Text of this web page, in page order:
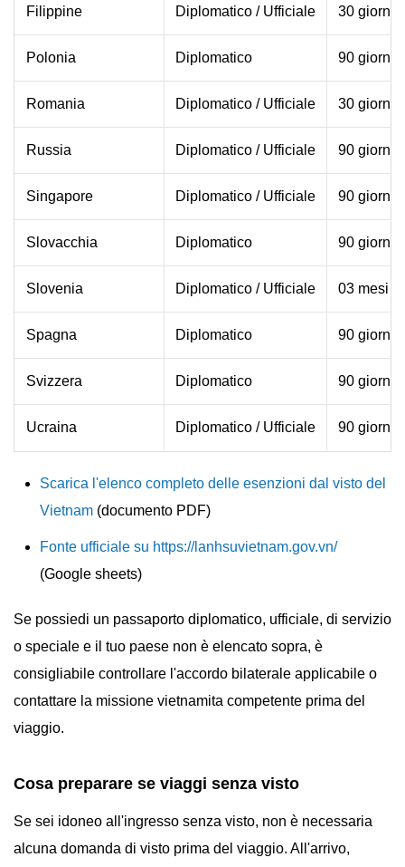
Filippine Diplomatico / Ufficiale 30 giorni
Polonia Diplomatico 90 giorni
Romania Diplomatico / Ufficiale 30 giorni
Russia Diplomatico / Ufficiale 90 giorni
Singapore Diplomatico / Ufficiale 90 giorni
Slovacchia Diplomatico 90 giorni
Slovenia Diplomatico / Ufficiale 03 mesi
Spagna Diplomatico 90 giorni
Svizzera Diplomatico 90 giorni
Ucraina Diplomatico / Ufficiale 90 giorni
Scarica l'elenco completo delle esenzioni dal visto del
Vietnam (documento PDF)
Fonte ufficiale su https://lanhsuvietnam.gov.vn/
(Google sheets)
Se possiedi un passaporto diplomatico, ufficiale, di servizio
o speciale e il tuo paese non è elencato sopra, è
consigliabile controllare l'accordo bilaterale applicabile o
contattare la missione vietnamita competente prima del
viaggio.
Cosa preparare se viaggi senza visto
Se sei idoneo all'ingresso senza visto, non è necessaria
alcuna domanda di visto prima del viaggio. All'arrivo,